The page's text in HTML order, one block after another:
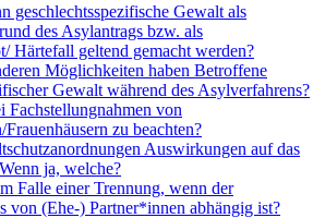
geschlechtsspezifische Gewalt als
des Asylantrags bzw. als
Härtefall geltend gemacht werden?
Möglichkeiten haben Betroffene
Gewalt während des Asylverfahrens?
Fachstellungnahmen von
zu beachten?
Auswirkungen auf das
ja, welche?
Falle einer Trennung, wenn der
von (Ehe-) Partner*innen abhängig ist?